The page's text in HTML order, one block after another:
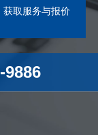
9886